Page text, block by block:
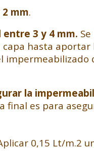
mm.
3 y 4 mm.
hasta
la
final es para
0,15 Lt/m.2